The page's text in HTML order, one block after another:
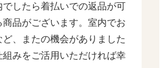
でしたら着払いでの返品が可
品がございます。室内でお
、またの機会がありました
組みをご活用いただければ幸